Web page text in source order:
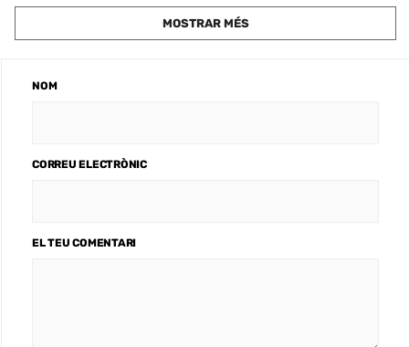
MOSTRAR MÉS
NOM
CORREU ELECTRÒNIC
EL TEU COMENTARI